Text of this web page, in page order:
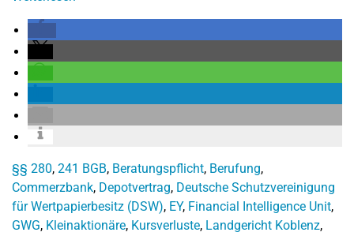
§§ 280, 241 BGB, Beratungspflicht, Berufung,
Commerzbank, Depotvertrag, Deutsche Schutzvereinigung
für Wertpapierbesitz (DSW), EY, Financial Intelligence Unit,
GWG, Kleinaktionäre, Kursverluste, Landgericht Koblenz,